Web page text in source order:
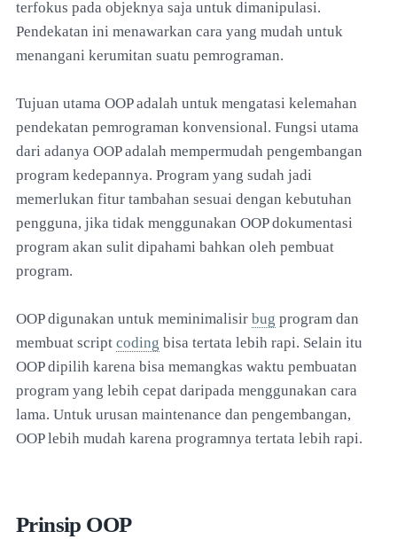
terfokus pada objeknya saja untuk dimanipulasi.
Pendekatan ini menawarkan cara yang mudah untuk
menangani kerumitan suatu pemrograman.
Tujuan utama OOP adalah untuk mengatasi kelemahan
pendekatan pemrograman konvensional. Fungsi utama
dari adanya OOP adalah mempermudah pengembangan
program kedepannya. Program yang sudah jadi
memerlukan fitur tambahan sesuai dengan kebutuhan
pengguna, jika tidak menggunakan OOP dokumentasi
program akan sulit dipahami bahkan oleh pembuat
program.
OOP digunakan untuk meminimalisir bug program dan
membuat script coding bisa tertata lebih rapi. Selain itu
OOP dipilih karena bisa memangkas waktu pembuatan
program yang lebih cepat daripada menggunakan cara
lama. Untuk urusan maintenance dan pengembangan,
OOP lebih mudah karena programnya tertata lebih rapi.
Prinsip OOP